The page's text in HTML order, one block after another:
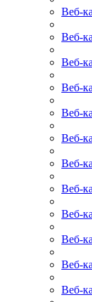
Веб-
Веб-
Веб-
Веб-
Веб-
Веб-
Веб-
Веб-
Веб-
Веб-
Веб-
Веб-